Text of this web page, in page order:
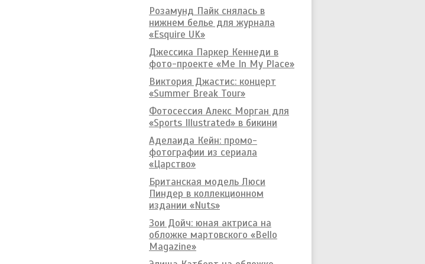
Розамунд Пайк снялась в
нижнем белье для журнала
«Esquire UK»
Джессика Паркер Кеннеди в
фото-проекте «Me In My Place»
Виктория Джастис: концерт
«Summer Break Tour»
Фотосессия Алекс Морган для
«Sports Illustrated» в бикини
Аделаида Кейн: промо-
фотографии из сериала
«Царство»
Британская модель Люси
Пиндер в коллекционном
издании «Nuts»
Зои Дойч: юная актриса на
обложке мартовского «Bello
Magazine»